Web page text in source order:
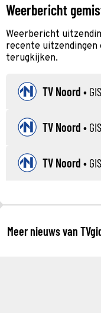
Weerbericht
Weerbericht
recente uitzendingen
terugkijken.
TV Noord •
TV Noord •
TV Noord •
Meer nieuws van